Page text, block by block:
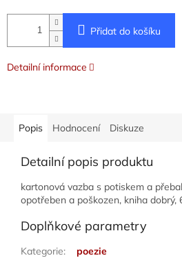
Přidat do košíku
Detailní informace
Popis Hodnocení Diskuze
Detailní popis produktu
kartonová vazba s potiskem a
opotřeben a poškozen, kniha dobrý,
Doplňkové parametry
Kategorie:
poezie